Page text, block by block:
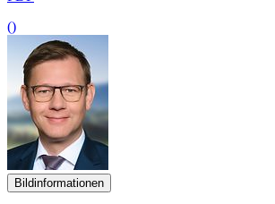
()
Bildinformationen